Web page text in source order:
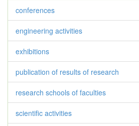
conferences
engineering activities
exhibitions
publication of results of research
research schools of faculties
scientific activities